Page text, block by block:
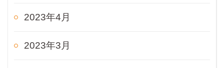
2023年4月
2023年3月